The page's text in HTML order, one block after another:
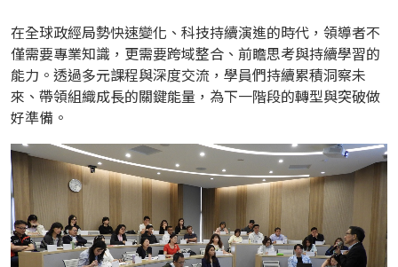
在全球政經局勢快速變化、科技持續演進的時代，領導者不
僅需要專業知識，更需要跨域整合、前瞻思考與持續學習的
能力。透過多元課程與深度交流，學員們持續累積洞察未
來、帶領組織成長的關鍵能量，為下一階段的轉型與突破做
好準備。